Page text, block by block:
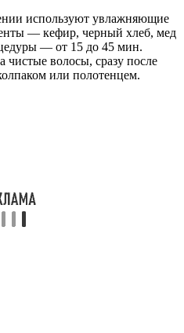
используют увлажняющие
— кефир, черный хлеб, мед
— от 15 до 45 мин.
чистые волосы, сразу после
или полотенцем.